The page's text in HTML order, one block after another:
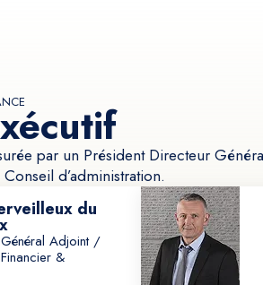
par un Président Directeur
d’administration.
du
Adjoint /
&